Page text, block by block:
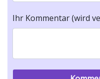
Ihr Kommentar (wird